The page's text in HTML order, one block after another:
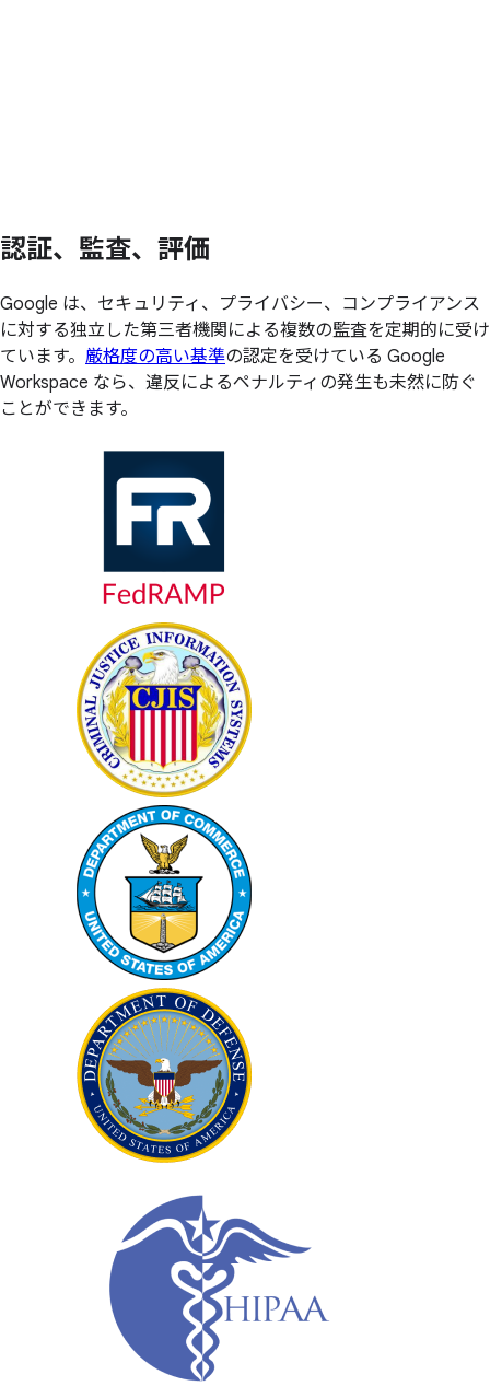
認証、 監査、 評価
Google は、セキュリティ、プライバシー、コンプライアンス
に対する独立した第三者機関による複数の監査を定期的に受け
ています。 厳格度の高い基準の認定を受けている Google
Workspace なら、違反によるペナルティの発生も未然に防ぐ
ことができます。